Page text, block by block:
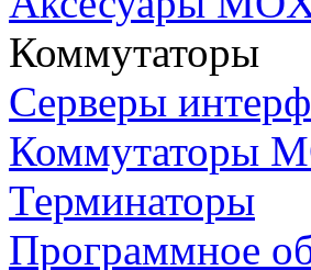
Коммутаторы
Серверы
Коммутаторы
Терминаторы
Программное